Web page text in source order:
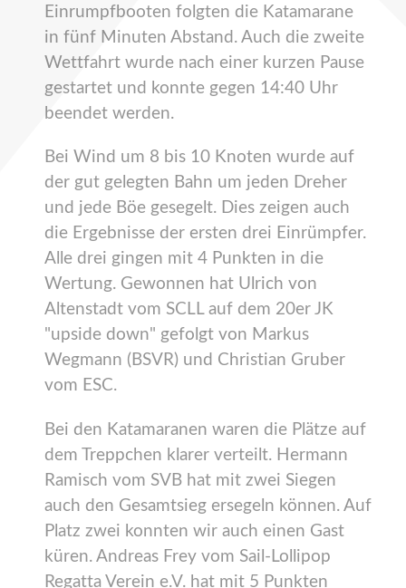
Einrumpfbooten folgten die Katamarane
in fünf Minuten Abstand. Auch die zweite
Wettfahrt wurde nach einer kurzen Pause
gestartet und konnte gegen 14:40 Uhr
beendet werden.
Bei Wind um 8 bis 10 Knoten wurde auf
der gut gelegten Bahn um jeden Dreher
und jede Böe gesegelt. Dies zeigen auch
die Ergebnisse der ersten drei Einrümpfer.
Alle drei gingen mit 4 Punkten in die
Wertung. Gewonnen hat Ulrich von
Altenstadt vom SCLL auf dem 20er JK
"upside down" gefolgt von Markus
Wegmann (BSVR) und Christian Gruber
vom ESC.
Bei den Katamaranen waren die Plätze auf
dem Treppchen klarer verteilt. Hermann
Ramisch vom SVB hat mit zwei Siegen
auch den Gesamtsieg ersegeln können. Auf
Platz zwei konnten wir auch einen Gast
küren. Andreas Frey vom Sail-Lollipop
Regatta Verein e.V. hat mit 5 Punkten